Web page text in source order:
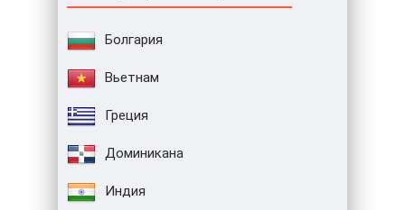
Болгария
Вьетнам
Греция
Доминикана
Индия